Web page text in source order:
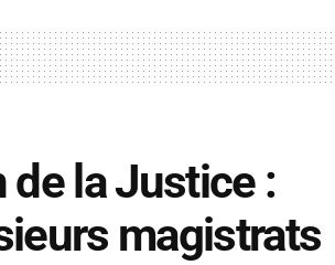
de la Justice :
magistrats